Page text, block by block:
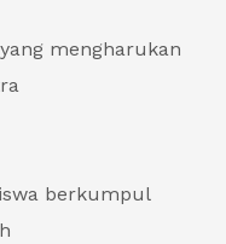
mengharukan
berkumpul